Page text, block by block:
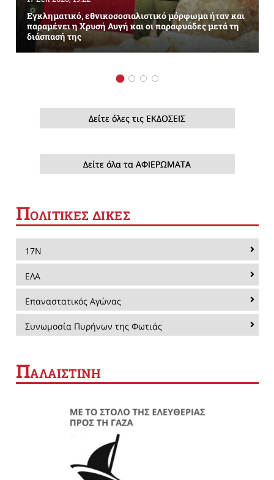
Εγκληματικό, εθνικοσοσιαλιστικό μόρφωμα ήταν και
παραμένει η Χρυσή Αυγή και οι παραφυάδες μετά τη
διάσπασή της
Δείτε όλες τις ΕΚΔΟΣΕΙΣ
Δείτε όλα τα ΑΦΙΕΡΩΜΑΤΑ
ΠΟΛΙΤΙΚΕΣ ΔΙΚΕΣ
17Ν
ΕΛΑ
Επαναστατικός Αγώνας
Συνωμοσία Πυρήνων της Φωτιάς
ΠΑΛΑΙΣΤΙΝΗ